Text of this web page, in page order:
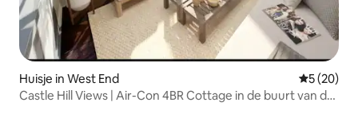
Huisje in West End
5 (20)
Castle Hill Views | Air-Con 4BR Cottage in de buurt van de